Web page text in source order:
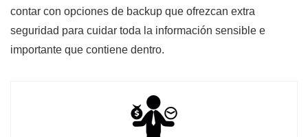
contar con opciones de backup que ofrezcan extra
seguridad para cuidar toda la información sensible e
importante que contiene dentro.